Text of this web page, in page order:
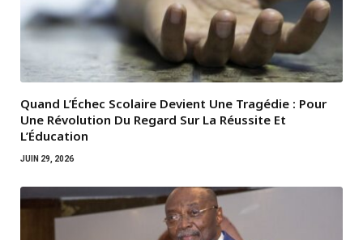
Quand L’Échec Scolaire Devient Une Tragédie : Pour
Une Révolution Du Regard Sur La Réussite Et
L’Éducation
JUIN 29, 2026